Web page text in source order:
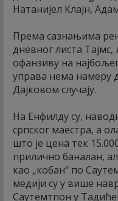
Натанијел Клајн,
Према сазнањима
дневног листа
офанзиву на
управа нема намеру
Дајковом случају.
На Енфилду су,
српског маестра, а
што је цена тек
прилично баналан,
као „кобан“ по
медији су у више
Саутемтпон у